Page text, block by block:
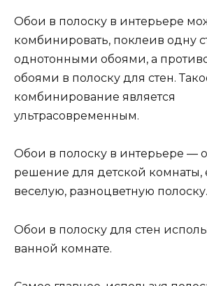
Обои в полоску в интерьере
комбинировать, поклеив одну
однотонными обоями, а
обоями в полоску для стен.
комбинирование является
ультрасовременным.
Обои в полоску в интерьере —
решение для детской комнаты,
веселую, разноцветную полоску.
Обои в полоску для стен
ванной комнате.